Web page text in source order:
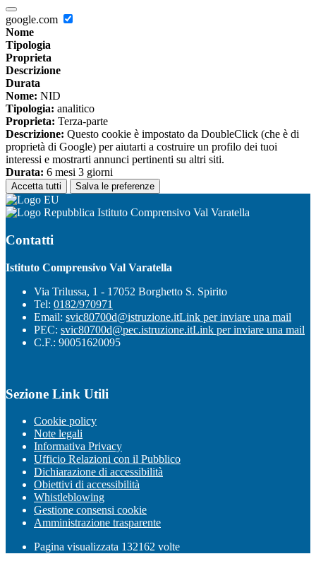
google.com
Nome
Tipologia
Proprieta
Descrizione
Durata
Nome: NID
Tipologia: analitico
Proprieta: Terza-parte
Descrizione: Questo cookie è impostato da DoubleClick (che è di
proprietà di Google) per aiutarti a costruire un profilo dei tuoi
interessi e mostrarti annunci pertinenti su altri siti.
Durata: 6 mesi 3 giorni
Accetta tutti Salva le preferenze
Istituto Comprensivo Val Varatella
Contatti
Istituto Comprensivo Val Varatella
Via Trilussa, 1 - 17052 Borghetto S. Spirito
Tel: 0182/970971
Email: svic80700d@istruzione.itLink per inviare una mail
PEC: svic80700d@pec.istruzione.itLink per inviare una mail
C.F.: 90051620095
Sezione Link Utili
Cookie policy
Note legali
Informativa Privacy
Ufficio Relazioni con il Pubblico
Dichiarazione di accessibilità
Obiettivi di accessibilità
Whistleblowing
Gestione consensi cookie
Amministrazione trasparente
Pagina visualizzata 132162 volte